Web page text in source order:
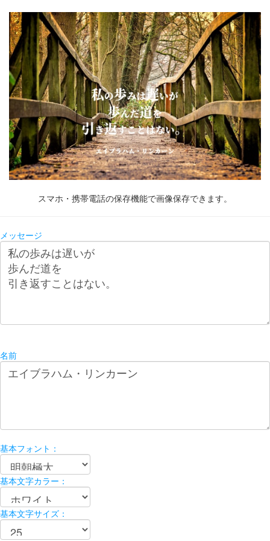
スマホ・携帯電話の保存機能で画像保存できます。
メッセージ
名前
基本フォント：
基本文字カラー：
基本文字サイズ：